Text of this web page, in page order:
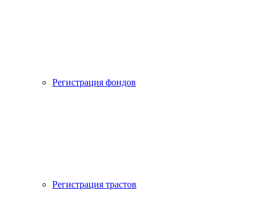
Регистрация фондов
Регистрация трастов